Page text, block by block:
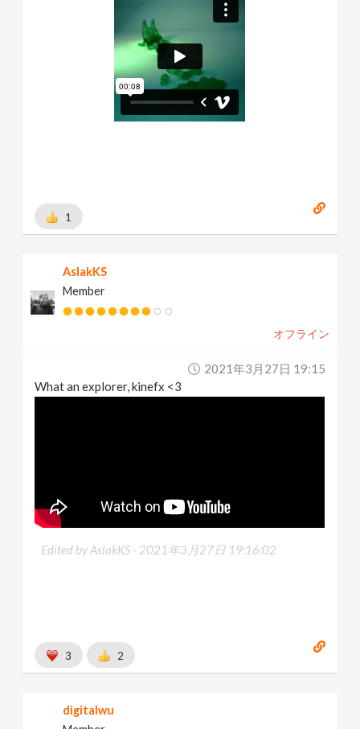
1
AslakKS
Member
オフライン
2021年3月27日 19:15
What an explorer, kinefx <3
Edited by AslakKS - 2021年3月27日 19:16:02
3 2
digitalwu